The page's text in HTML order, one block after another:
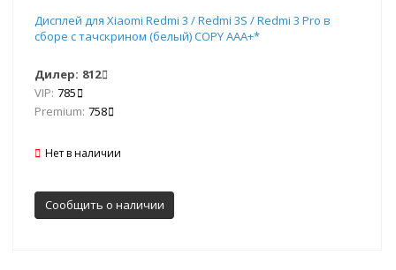
Дисплей для Xiaomi Redmi 3 / Redmi 3S / Redmi 3 Pro в
сборе с тачскрином (белый) COPY AAA+*
Дилер: 812
VIP: 785
Premium: 758
Нет в наличии
Сообщить о наличии